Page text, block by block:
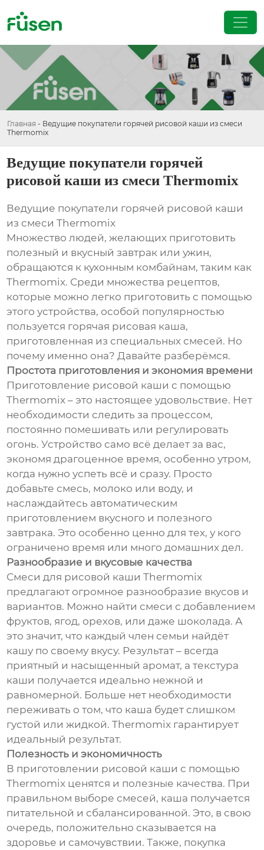
Главная - Ведущие покупатели горячей рисовой каши из смеси
Thermomix
Ведущие покупатели горячей
рисовой каши из смеси Thermomix
Ведущие покупатели горячей рисовой каши
из смеси Thermomix
Множество людей, желающих приготовить
полезный и вкусный завтрак или ужин,
обращаются к кухонным комбайнам, таким как
Thermomix. Среди множества рецептов,
которые можно легко приготовить с помощью
этого устройства, особой популярностью
пользуется горячая рисовая каша,
приготовленная из специальных смесей. Но
почему именно она? Давайте разберёмся.
Простота приготовления и экономия времени
Приготовление рисовой каши с помощью
Thermomix – это настоящее удовольствие. Нет
необходимости следить за процессом,
постоянно помешивать или регулировать
огонь. Устройство само всё делает за вас,
экономя драгоценное время, особенно утром,
когда нужно успеть всё и сразу. Просто
добавьте смесь, молоко или воду, и
наслаждайтесь автоматическим
приготовлением вкусного и полезного
завтрака. Это особенно ценно для тех, у кого
ограничено время или много домашних дел.
Разнообразие и вкусовые качества
Смеси для рисовой каши Thermomix
предлагают огромное разнообразие вкусов и
вариантов. Можно найти смеси с добавлением
фруктов, ягод, орехов, или даже шоколада. А
это значит, что каждый член семьи найдёт
кашу по своему вкусу. Результат – всегда
приятный и насыщенный аромат, а текстура
каши получается идеально нежной и
равномерной. Больше нет необходимости
переживать о том, что каша будет слишком
густой или жидкой. Thermomix гарантирует
идеальный результат.
Полезность и экономичность
В приготовлении рисовой каши с помощью
Thermomix ценятся и полезные качества. При
правильном выборе смесей, каша получается
питательной и сбалансированной. Это, в свою
очередь, положительно сказывается на
здоровье и самочувствии. Также, покупка